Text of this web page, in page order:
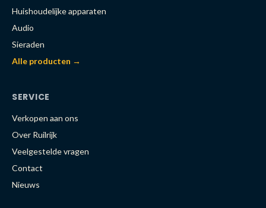
Huishoudelijke apparaten
Audio
Sieraden
Alle producten →
SERVICE
Verkopen aan ons
Over Ruilrijk
Veelgestelde vragen
Contact
Nieuws